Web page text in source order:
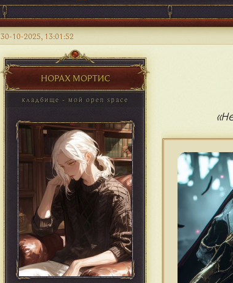
НОРАХ МОРТИС
кладбище - мой open space
30-10-2025, 13:01:52